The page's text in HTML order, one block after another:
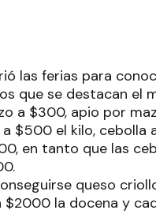
las ferias para
que se destacan el
a $300, apio por
$500 el kilo,
en tanto que las
queso
$2000 la docena y